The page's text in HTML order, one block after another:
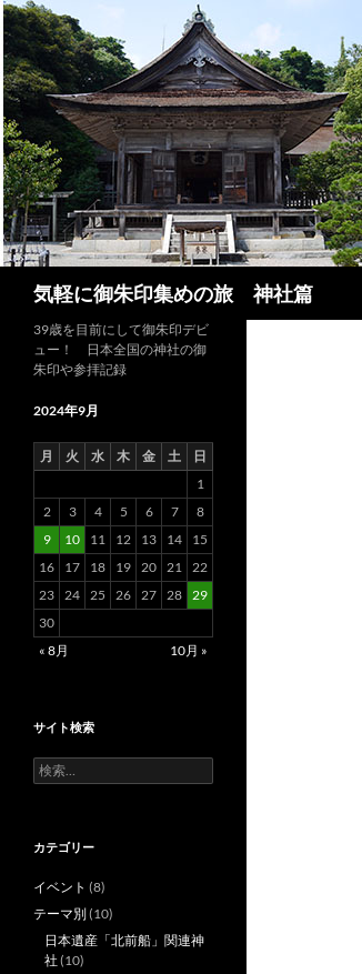
コ
ン
テ
ン
ツ
へ
ス
キ
ッ
プ
気軽に御朱印集めの旅 神社篇
39歳を目前にして御朱印デビ
ュー！ 日本全国の神社の御
朱印や参拝記録
2024年9月
月 火 水 木 金 土
日
1
2
3 4 5 6 7
8
9
10 11 12 13 14
15
16
17 18 19 20 21 22
23 24 25 26 27 28 29
30
« 8月
10月 »
サイト検索
検
索:
カテゴリー
イベント (8)
テーマ別 (10)
日本遺産「北前船」関連神
社 (10)